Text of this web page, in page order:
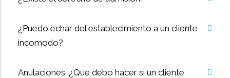
¿Puedo echar del establecimiento a un cliente
incomodo?
Anulaciones. ¿Que debo hacer si un cliente